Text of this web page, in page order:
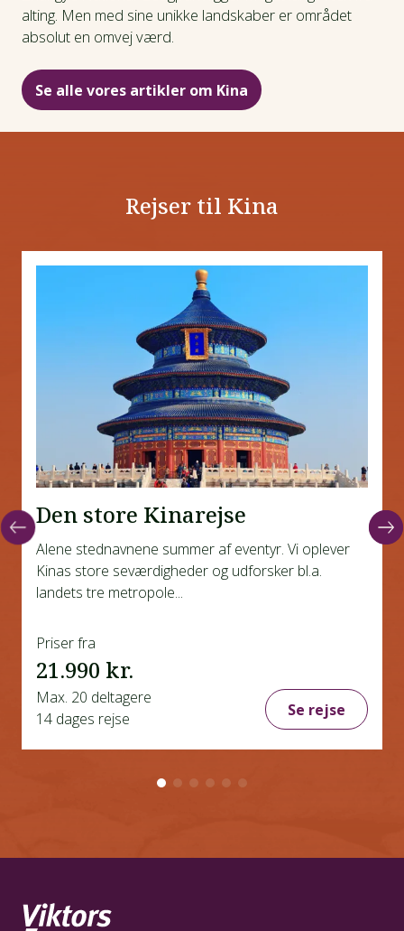
alting. Men med sine unikke landskaber er området
absolut en omvej værd.
Se alle vores artikler om Kina
Rejser til Kina
Den store Kinarejse
Alene stednavnene summer af eventyr. Vi oplever
Kinas store seværdigheder og udforsker bl.a.
landets tre metropole...
Priser fra
21.990 kr.
Max. 20 deltagere
14 dages rejse
Se rejse